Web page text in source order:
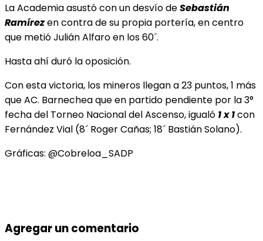
La Academia asustó con un desvío deSebastián
Ramírezen contra de su propia portería, en centro
que metió Julián Alfaro en los 60´.
Hasta ahí duró la oposición.
Con esta victoria, los mineros llegan a 23 puntos, 1 más
que AC. Barnechea que en partido pendiente por la 3°
fecha del Torneo Nacional del Ascenso, igualó 1 x 1con
Fernández Vial (8´ Roger Cañas; 18´ Bastián Solano).
Gráficas: @Cobreloa_SADP
Agregar un comentario